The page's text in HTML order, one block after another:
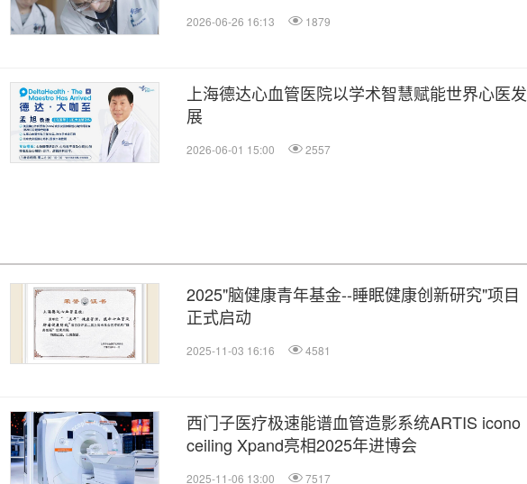
2026-06-26 16:13 1879
上海德达心血管医院以学术智慧赋能世界心医发
展
2026-06-01 15:00 2557
2025"脑健康青年基金--睡眠健康创新研究"项目
正式启动
2025-11-03 16:16 4581
西门子医疗极速能谱血管造影系统ARTIS icono
ceiling Xpand亮相2025年进博会
2025-11-06 13:00 7517